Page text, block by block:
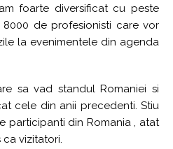
foarte diversificat cu peste
de profesionisti care vor
la evenimentele din agenda
sa vad standul Romaniei si
cele din anii precedenti. Stiu
participanti din Romania , atat
vizitatori.